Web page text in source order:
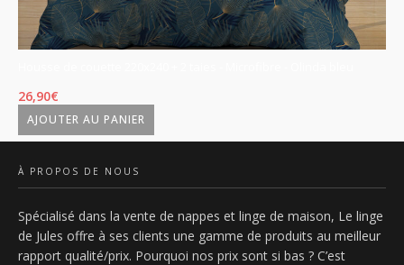
AJOUTER AU PANIER
26,90€
À PROPOS DE NOUS
Spécialisé dans la vente de nappes et linge de maison, Le linge
de Jules offre à ses clients une gamme de produits au meilleur
rapport qualité/prix. Pourquoi nos prix sont si bas ? C’est